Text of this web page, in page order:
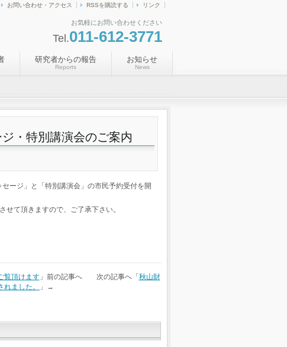
お気軽にお問い合わせください
Tel.011-612-3771
お問い合わせ・アクセス RSSを購読する リンク
研究者からの報告
Reports
お知らせ
News
・特別講演会のご案内
ージ」と「特別講演会」の市民予約受付を開
て頂きますので、ご了承下さい。
覧頂けます」前の記事へ 次の記事へ「 秋山財
ました。
」→